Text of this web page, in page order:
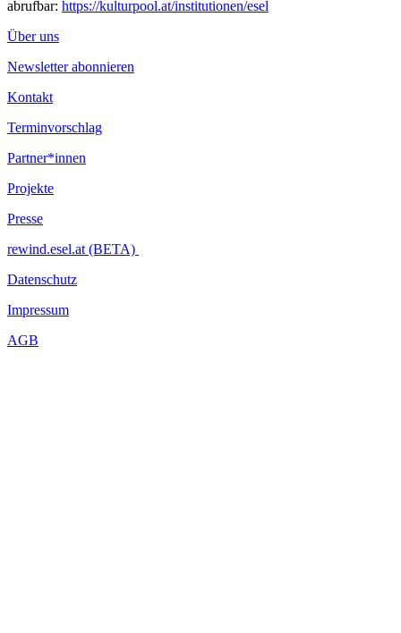
abrufbar: https://kulturpool.at/institutionen/esel
Über uns
Newsletter abonnieren
Kontakt
Terminvorschlag
Partner*innen
Projekte
Presse
rewind.esel.at (BETA)
Datenschutz
Impressum
AGB